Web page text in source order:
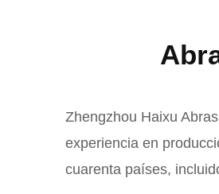
Zhengzhou Haixu
experiencia en
cuarenta países,